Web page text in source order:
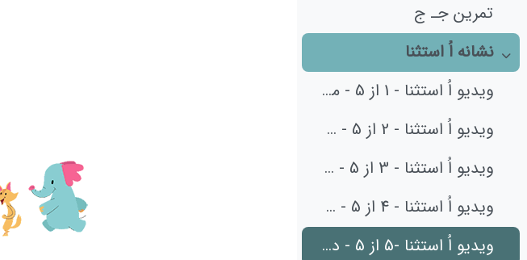
تمرین جـ ج
جمع‌کردن
نشانه اُ استثنا
ویدیو اُ استثنا - 1 از 5 - معرفی
ویدیو اُ استثنا - 2 از 5 - بازی
ویدیو اُ استثنا - 3 از 5 - کلمات 1
ویدیو اُ استثنا - 4 از 5 - کلمات 2
ویدیو اُ استثنا -5 از 5 - درک مطلب